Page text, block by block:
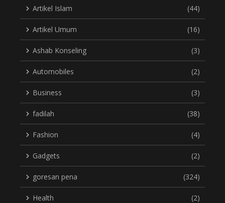
Artikel Islam (44)
Artikel Umum (16)
Ashab Konseling (3)
Automobiles (2)
Business (3)
fadilah (38)
Fashion (4)
Gadgets (2)
goresan pena (324)
Health (2)